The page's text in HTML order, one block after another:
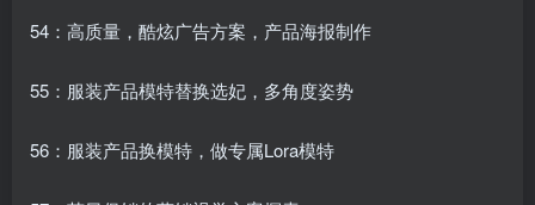
54：高质量，酷炫广告方案，产品海报制作
55：服装产品模特替换选妃，多角度姿势
56：服装产品换模特，做专属Lora模特